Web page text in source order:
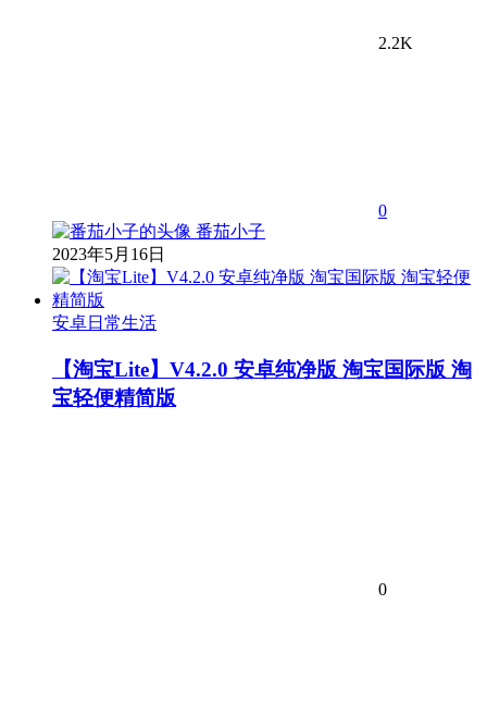
2.2K
0
番茄小子
2023年5月16日
安卓日常生活
【淘宝Lite】V4.2.0 安卓纯净版 淘宝国际版 淘
宝轻便精简版
0